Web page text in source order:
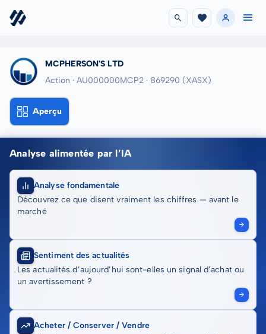
MCPHERSON'S LTD
Action · AU000000MCP2 · 869290 (XASX)
Aperçu
Analyse alimentée par l’IA
Analyse fondamentale
Découvrez ce que disent vraiment les chiffres — avant le
marché
Sentiment des actualités
Les actualités d’aujourd’hui sont-elles un signal d’achat ou
un avertissement ?
Acheter / Conserver / Vendre